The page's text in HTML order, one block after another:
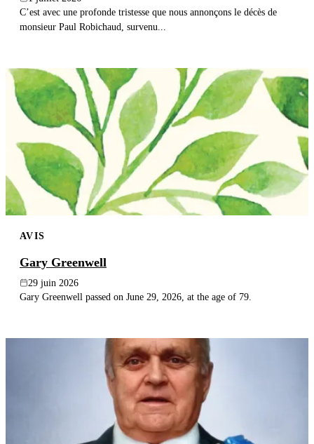
C’est avec une profonde tristesse que nous annonçons le décès de
monsieur Paul Robichaud, survenu...
AVIS
Gary Greenwell
29 juin 2026
Gary Greenwell passed on June 29, 2026, at the age of 79.